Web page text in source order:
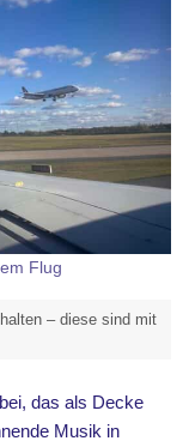
Flug
– diese sind mit
das als Decke
Musik in